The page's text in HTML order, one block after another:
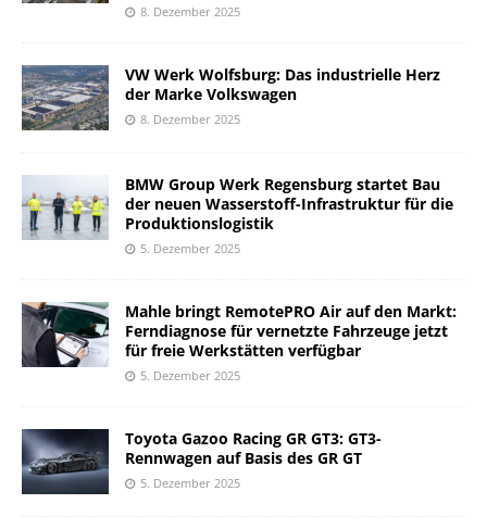
8. Dezember 2025
VW Werk Wolfsburg: Das industrielle Herz
der Marke Volkswagen
8. Dezember 2025
BMW Group Werk Regensburg startet Bau
der neuen Wasserstoff-Infrastruktur für die
Produktionslogistik
5. Dezember 2025
Mahle bringt RemotePRO Air auf den Markt:
Ferndiagnose für vernetzte Fahrzeuge jetzt
für freie Werkstätten verfügbar
5. Dezember 2025
Toyota Gazoo Racing GR GT3: GT3-
Rennwagen auf Basis des GR GT
5. Dezember 2025